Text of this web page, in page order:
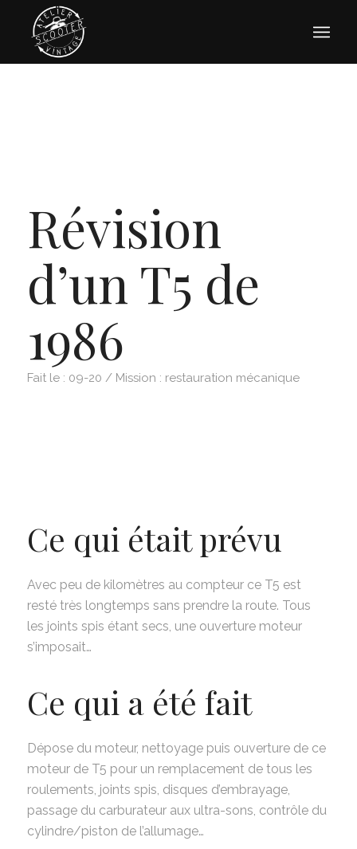
Révision
d’un T5 de
1986
Fait le : 09-20 / Mission : restauration mécanique
Ce qui était prévu
Avec peu de kilomètres au compteur ce T5 est
resté très longtemps sans prendre la route. Tous
les joints spis étant secs, une ouverture moteur
s’imposait…
Ce qui a été fait
Dépose du moteur, nettoyage puis ouverture de ce
moteur de T5 pour un remplacement de tous les
roulements, joints spis, disques d’embrayage,
passage du carburateur aux ultra-sons, contrôle du
cylindre/piston de l’allumage…